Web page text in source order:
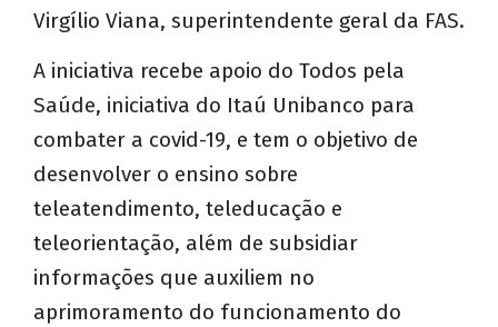
Virgílio Viana, superintendente geral da FAS.
A iniciativa recebe apoio do Todos pela
Saúde, iniciativa do Itaú Unibanco para
combater a covid-19, e tem o objetivo de
desenvolver o ensino sobre
teleatendimento, teleducação e
teleorientação, além de subsidiar
informações que auxiliem no
aprimoramento do funcionamento do